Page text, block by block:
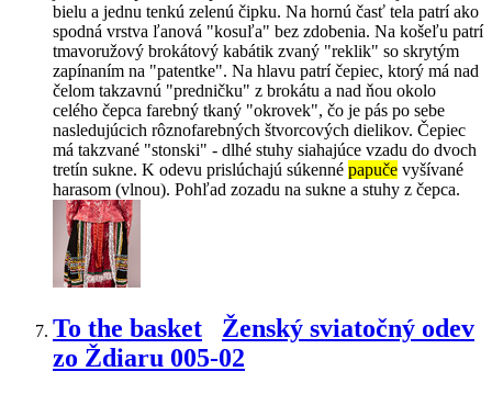
bielu a jednu tenkú zelenú čipku. Na hornú časť tela patrí ako
spodná vrstva ľanová "kosuľa" bez zdobenia. Na košeľu patrí
tmavoružový brokátový kabátik zvaný "reklik" so skrytým
zapínaním na "patentke". Na hlavu patrí čepiec, ktorý má nad
čelom takzavnú "predničku" z brokátu a nad ňou okolo
celého čepca farebný tkaný "okrovek", čo je pás po sebe
nasledujúcich rôznofarebných štvorcových dielikov. Čepiec
má takzvané "stonski" - dlhé stuhy siahajúce vzadu do dvoch
tretín sukne. K odevu prislúchajú súkenné papuče vyšívané
harasom (vlnou). Pohľad zozadu na sukne a stuhy z čepca.
To the basket
Ženský sviatočný odev
zo Ždiaru 005-02